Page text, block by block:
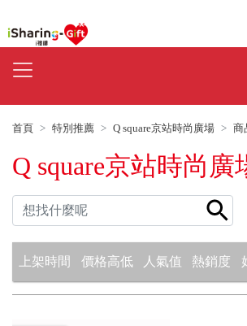
首頁 特別推薦 Q square京站時尚廣場 商
Q square京站時尚廣
上架時間 價格高低 人氣值 熱銷度